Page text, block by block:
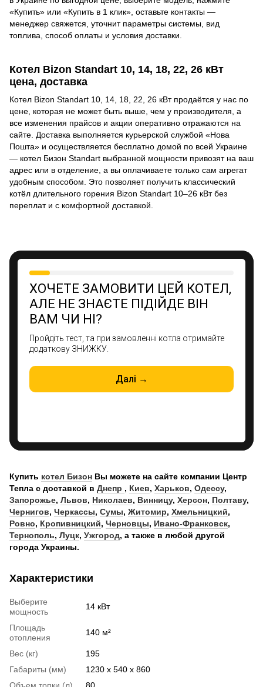
«Купить» или «Купить в 1 клик», оставьте контакты —
менеджер свяжется, уточнит параметры системы, вид
топлива, способ оплаты и условия доставки.
Котел Bizon Standart 10, 14, 18, 22, 26 кВт
цена, доставка
Котел Bizon Standart 10, 14, 18, 22, 26 кВт продаётся у нас по
цене, которая не может быть выше, чем у производителя, а
все изменения прайсов и акции оперативно отражаются на
сайте. Доставка выполняется курьерской службой «Нова
Пошта» и осуществляется бесплатно домой по всей Украине
— котел Бизон Standart выбранной мощности привозят на ваш
адрес или в отделение, а вы оплачиваете только сам агрегат
удобным способом. Это позволяет получить классический
котёл длительного горения Bizon Standart 10–26 кВт без
переплат и с комфортной доставкой.
Купить котел Бизон Вы можете на сайте компании Центр
Тепла с доставкой в Днепр , Киев, Харьков, Одессу,
Запорожье, Львов, Николаев, Винницу, Херсон, Полтаву,
Чернигов, Черкассы, Сумы, Житомир, Хмельницкий,
Ровно, Кропивницкий, Черновцы, Ивано-Франковск,
Тернополь, Луцк, Ужгород, а также в любой другой
города Украины.
Характеристики
Выберите
мощность
14 кВт
Площадь
отопления
140 м²
Вес (кг)
195
Габариты (мм)
1230 х 540 х 860